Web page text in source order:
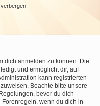
dich anmelden zu können. Die
und ermöglicht dir, auf
kann registrierten
Beachte bitte unsere
bevor du dich
wenn du dich in